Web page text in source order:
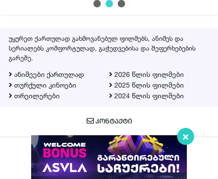
პლეერი 2
პლეერი 2
▶ სერია 18
▶ სერია 19
პლეერი 2
▶ სერია 21
პლეერი 2
უყურეთ ქართულად გახმოვანებულ ფილმებს, ანიმეს და
სერიალებს კომფორტულად, გაჭედვებისა და შეფერხებების
გარეშე.
ანიმეები ქართულად
თურქული კინოები
თრეილერები
2026 წლის ფილმები
2025 წლის ფილმები
2024 წლის ფილმები
ᲙᲝᲜᲢᲐᲥᲢᲘ
Qartulad.in © 2026